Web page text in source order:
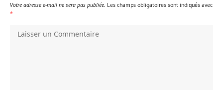
Votre adresse e-mail ne sera pas publiée. Les champs obligatoires sont indiqués avec
*